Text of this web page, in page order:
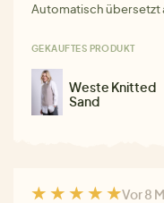
Automatisch übersetzt
GEKAUFTES PRODUKT
Weste Knitted
Sand
Vor 8